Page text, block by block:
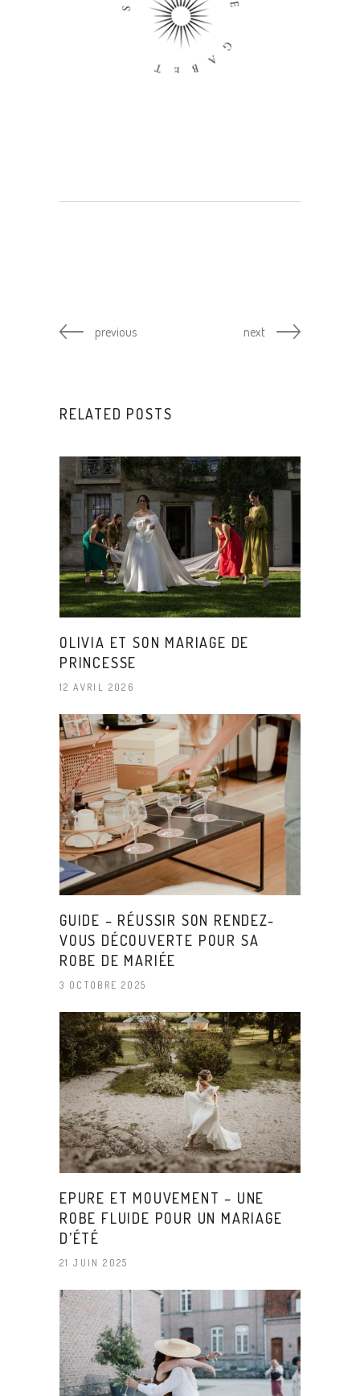
previous next
RELATED POSTS
OLIVIA ET SON MARIAGE DE
PRINCESSE
12 AVRIL 2026
GUIDE – RÉUSSIR SON RENDEZ-
VOUS DÉCOUVERTE POUR SA
ROBE DE MARIÉE
3 OCTOBRE 2025
EPURE ET MOUVEMENT – UNE
ROBE FLUIDE POUR UN MARIAGE
D’ÉTÉ
21 JUIN 2025